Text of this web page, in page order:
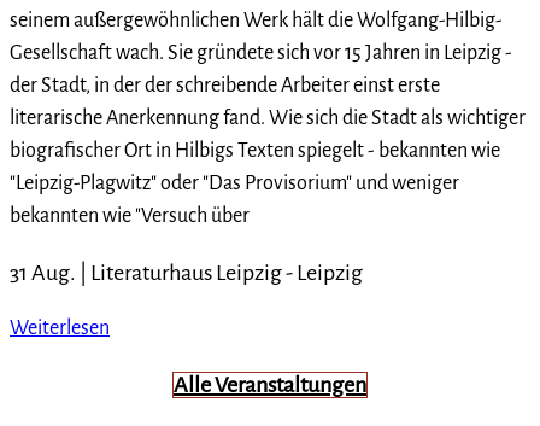
seinem außergewöhnlichen Werk hält die Wolfgang-Hilbig-
Gesellschaft wach. Sie gründete sich vor 15 Jahren in Leipzig -
der Stadt, in der der schreibende Arbeiter einst erste
literarische Anerkennung fand. Wie sich die Stadt als wichtiger
biografischer Ort in Hilbigs Texten spiegelt - bekannten wie
"Leipzig-Plagwitz" oder "Das Provisorium" und weniger
bekannten wie "Versuch über
31 Aug. | Literaturhaus Leipzig- Leipzig
Weiterlesen
Alle Veranstaltungen